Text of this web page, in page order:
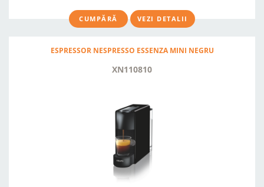
CUMPĂRĂ VEZI DETALII
ESPRESSOR NESPRESSO ESSENZA MINI NEGRU
XN110810